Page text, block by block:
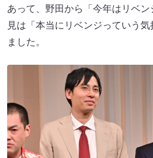
あって、野田から「今年はリベ
見は「本当にリベンジっていう
ました。